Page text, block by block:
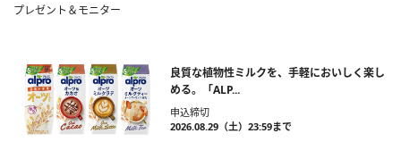
プレゼント＆モニター
良質な植物性ミルクを、手軽においしく楽し
める。「ALP...
申込締切
2026.08.29（土）23:59まで